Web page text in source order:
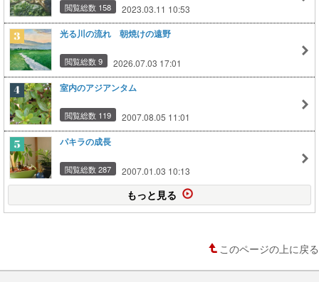
閲覧総数 158 2023.03.11 10:53
光る川の流れ 朝焼けの遠野
閲覧総数 9 2026.07.03 17:01
室内のアジアンタム
閲覧総数 119 2007.08.05 11:01
パキラの成長
閲覧総数 287 2007.01.03 10:13
もっと見る
このページの上に戻る